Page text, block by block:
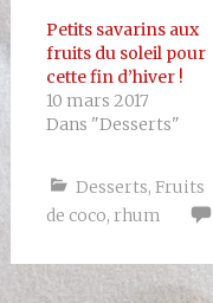
Petits savarins aux
fruits du soleil pour
cette fin d’hiver !
10 mars 2017
Dans "Desserts"
Desserts, Fruits
de coco, rhum